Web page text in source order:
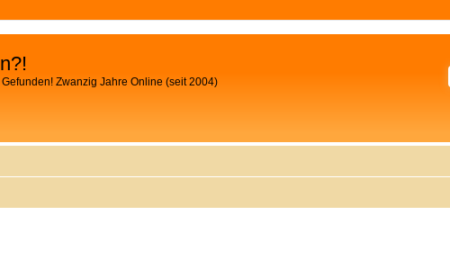
Zwanzig Jahre Online (seit 2004)